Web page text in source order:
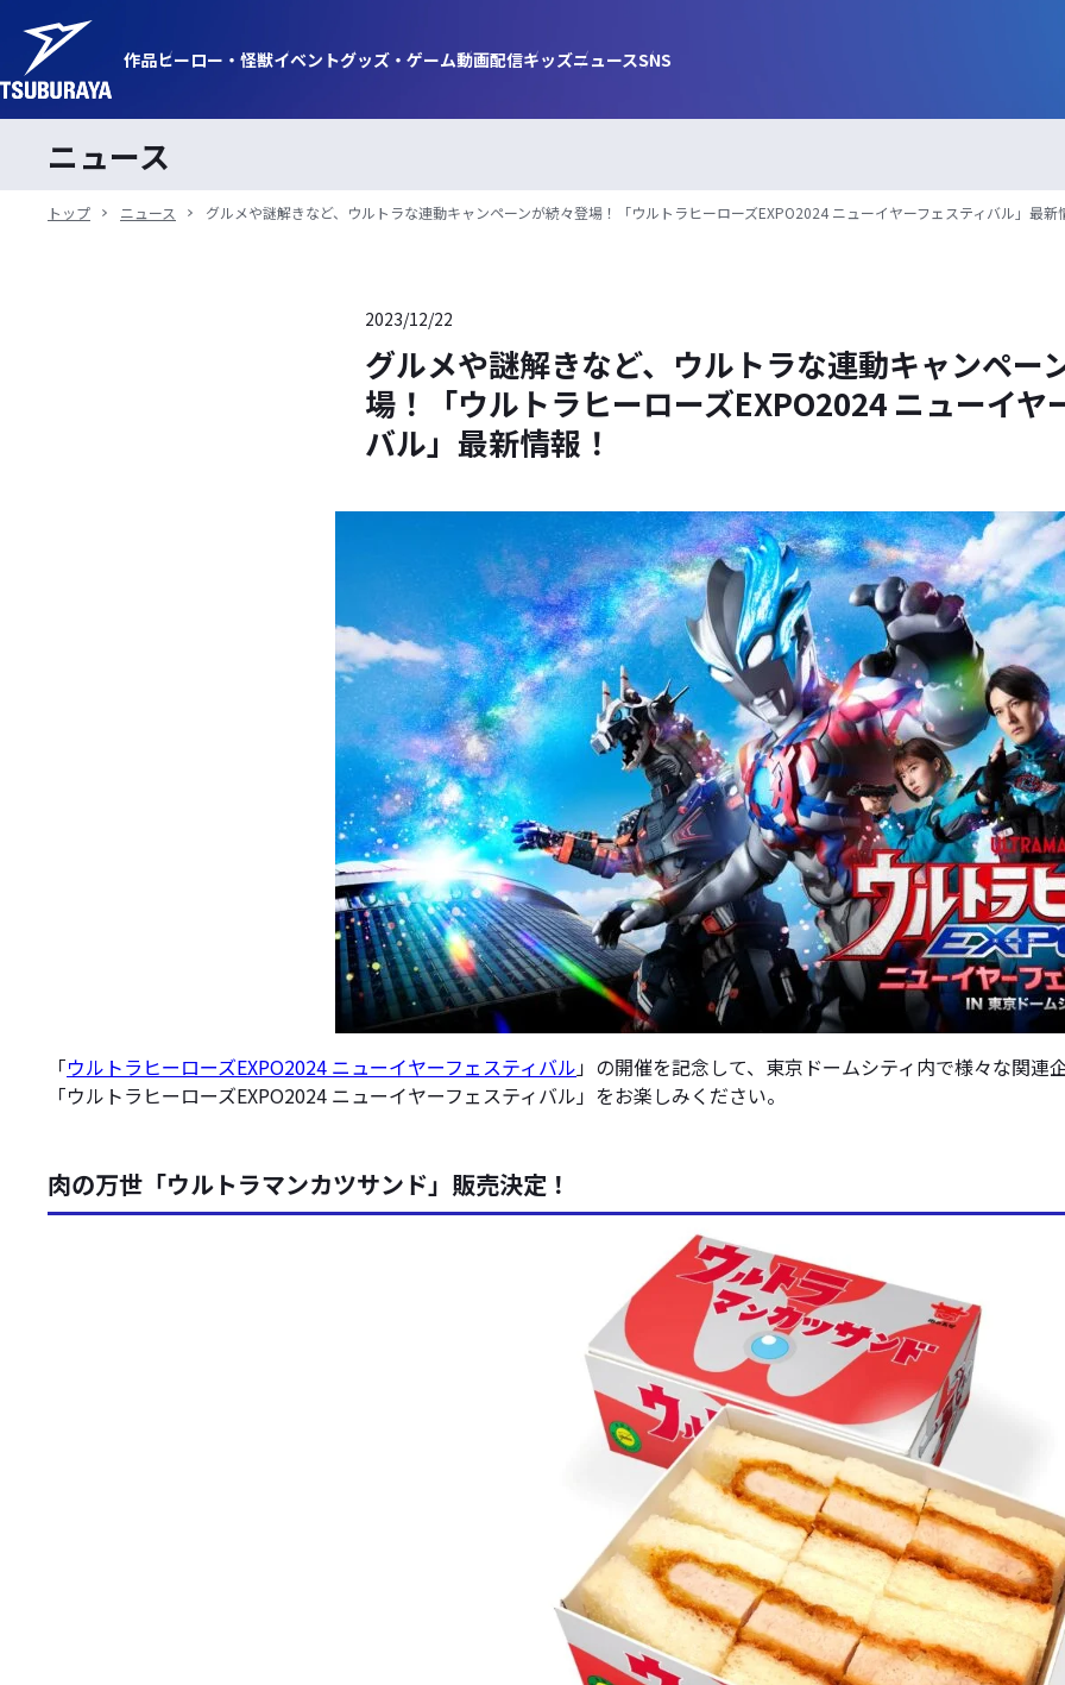
作品ヒーロー・ 怪獣イベントグッズ・ ゲーム動画配信キッズニュースSNS
ニュース
トップ ニュース グルメや謎解きなど、ウルトラな連動キャンペーンが続々登場！「ウルトラヒーローズEXPO2024 ニューイヤーフェスティバル」最新
2023/12/22
グルメや謎解きなど、ウルトラな連動キャンペー
場！「ウルトラヒーローズEXPO2024 ニューイヤ
バル」最新情報！
「ウルトラヒーローズEXPO2024 ニューイヤーフェスティバル」の開催を記念して、東京ドームシティ内で様々な関
「ウルトラヒーローズEXPO2024 ニューイヤーフェスティバル」をお楽しみください。
肉の万世「ウルトラマンカツサンド」販売決定！